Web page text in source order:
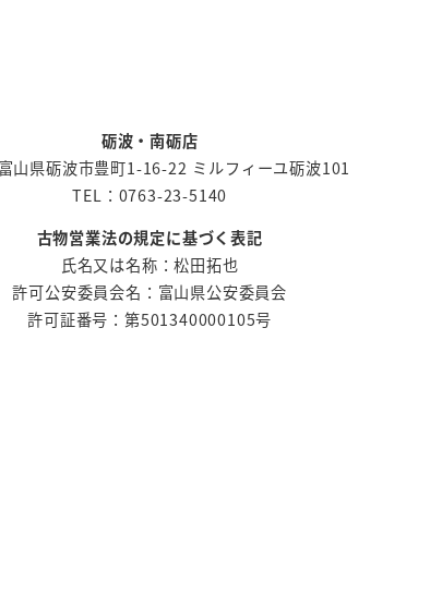
砺波・南砺店
山県砺波市豊町1-16-22 ミルフィーユ砺波101
TEL：0763-23-5140
古物営業法の規定に基づく表記
氏名又は名称：松田拓也
許可公安委員会名：富山県公安委員会
許可証番号：第501340000105号